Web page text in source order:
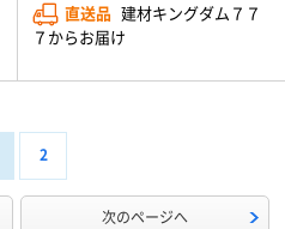
直送品 建材キングダム７７
７からお届け
2
次のページへ